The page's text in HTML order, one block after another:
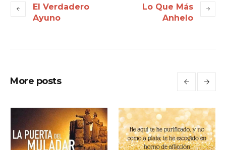
El Verdadero
Ayuno
Lo Que Más
Anhelo
More posts